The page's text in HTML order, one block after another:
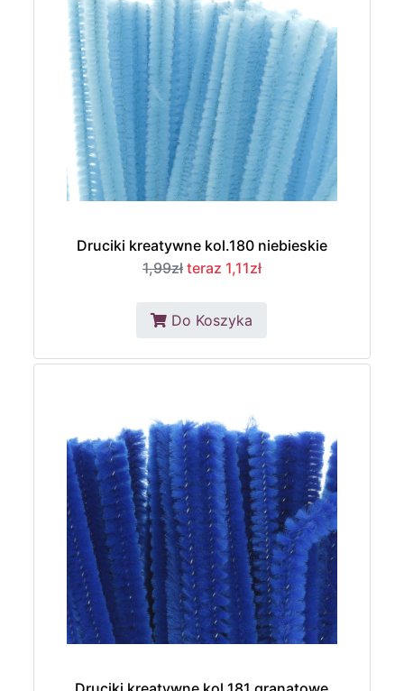
Druciki kreatywne kol.180 niebieskie
1,99zł teraz 1,11zł
Do Koszyka